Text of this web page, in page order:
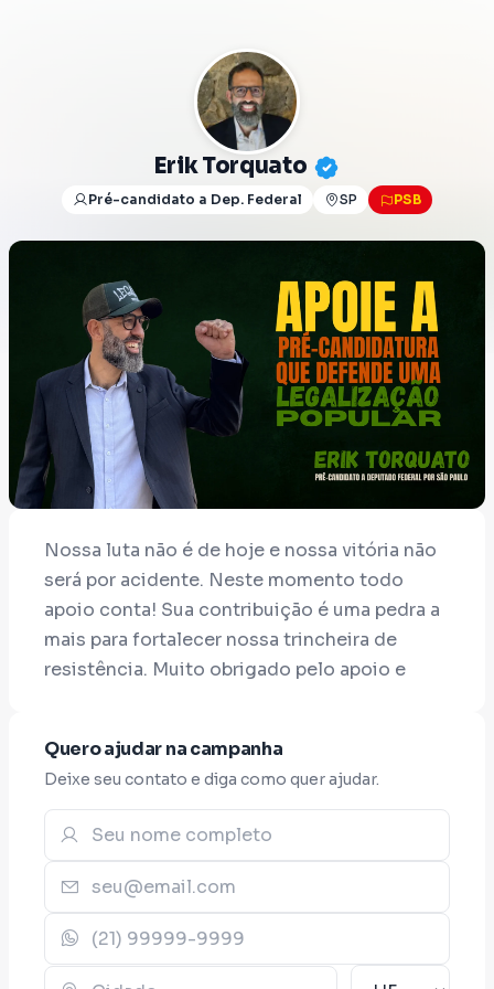
Erik Torquato
Pré-candidato a Dep. Federal SP PSB
Nossa luta não é de hoje e nossa vitória não
será por acidente. Neste momento todo
apoio conta! Sua contribuição é uma pedra a
mais para fortalecer nossa trincheira de
resistência. Muito obrigado pelo apoio e
METAS
1ª META - $4.200,00 - ALCANÇADA EM 4
DIAS!
Muito obrigado! Com este valor vamos
garantir parte da produção de impressos,
como panfletos e adesivos.
2ª META - $10.420,00 - EM ANDAMENTO
Quero ajudar na campanha
Deixe seu contato e diga como quer ajudar.